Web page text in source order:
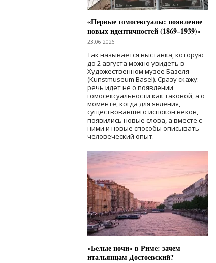
«Первые гомосексуалы: появление
новых идентичностей (1869–1939)»
23.06.2026
Так называется выставка, которую
до 2 августа можно увидеть в
Художественном музее Базеля
(Kunstmuseum Basel). Сразу скажу:
речь идет не о появлении
гомосексуальности как таковой, а о
моменте, когда для явления,
существовавшего испокон веков,
появились новые слова, а вместе с
ними и новые способы описывать
человеческий опыт.
«Белые ночи» в Риме: зачем
итальянцам Достоевский?